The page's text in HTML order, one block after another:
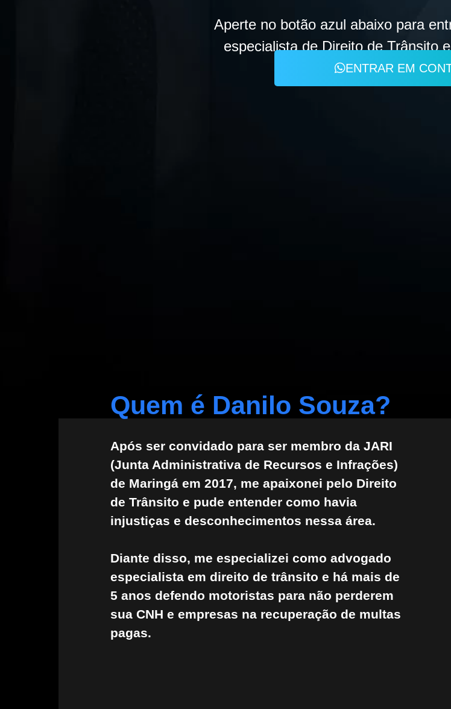
Aperte no botão azul abaixo para
especialista de Direito de Trânsito
ENTRAR EM
Quem é Danilo Souza?
Após ser convidado para ser membro da JARI
(Junta Administrativa de Recursos e Infrações)
de Maringá em 2017, me apaixonei pelo Direito
de Trânsito e pude entender como havia
injustiças e desconhecimentos nessa área.
Diante disso, me especializei como advogado
especialista em direito de trânsito e há mais de
5 anos defendo motoristas para não perderem
sua CNH e empresas na recuperação de multas
pagas.